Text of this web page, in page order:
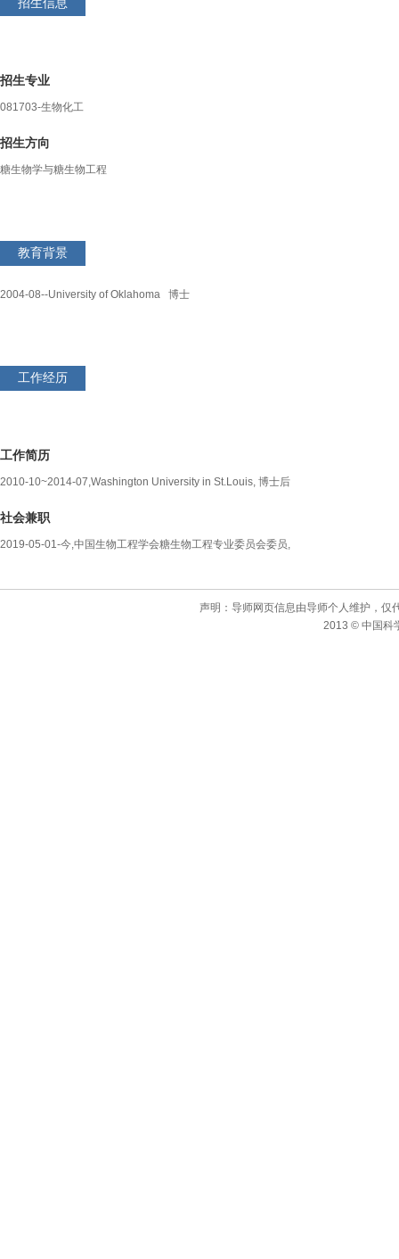
招生专业
081703-生物化工
招生方向
糖生物学与糖生物工程
教育背景
2004-08--University of Oklahoma 博士
工作经历
工作简历
2010-10~2014-07,Washington University in St.Louis, 博士后
社会兼职
2019-05-01-今,中国生物工程学会糖生物工程专业委员会委员,
声明：导师网页信息由导师个人维护，仅
2013 © 中国科